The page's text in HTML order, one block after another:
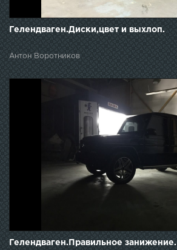
Гелендваген.Диски,цвет и выхлоп.
Антон Воротников
Гелендваген.Правильное занижение.